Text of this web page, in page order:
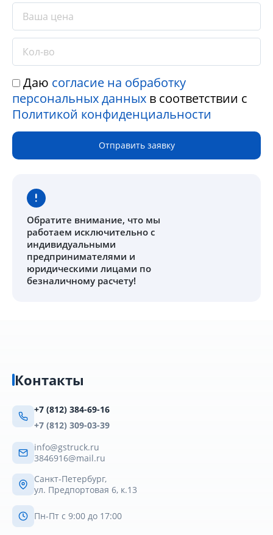
Даю согласие на обработку
персональных данных в соответствии с
Политикой конфиденциальности
Отправить заявку
Обратите внимание, что мы
работаем исключительно с
индивидуальными
предпринимателями и
юридическими лицами по
безналичному расчету!
Контакты
+7 (812) 384-69-16
+7 (812) 309-03-39
info@gstruck.ru
3846916@mail.ru
Санкт-Петербург,
ул. Предпортовая 6, к.13
Пн-Пт с 9:00 до 17:00